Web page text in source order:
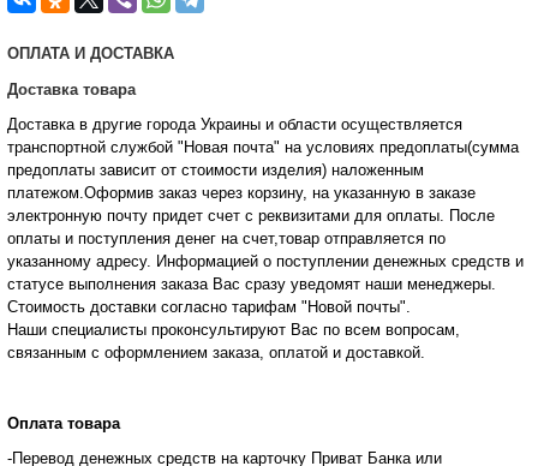
ОПЛАТА И ДОСТАВКА
Доставка товара
Доставка в другие города Украины и области осуществляется
транспортной службой "Новая почта" на условиях предоплаты(сумма
предоплаты зависит от стоимости изделия) наложенным
платежом.Оформив заказ через корзину, на указанную в заказе
электронную почту придет счет с реквизитами для оплаты. После
оплаты и поступления денег на счет,товар отправляется по
указанному адресу. Информацией о поступлении денежных средств и
статусе выполнения заказа Вас сразу уведомят наши менеджеры.
Стоимость доставки согласно тарифам "Новой почты".
Наши специалисты проконсультируют Вас по всем вопросам,
связанным с оформлением заказа, оплатой и доставкой.
Оплата товара
-Перевод денежных средств на карточку Приват Банка или